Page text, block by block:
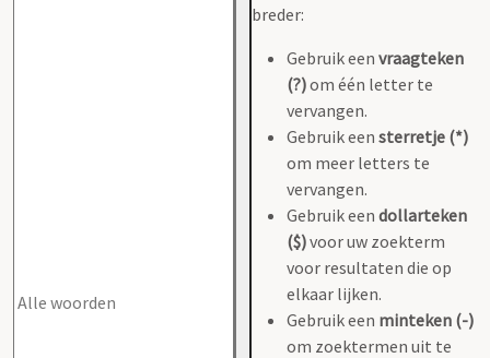
breder:
Gebruik een vraagteken
(?)om één letter te
vervangen.
Gebruik een sterretje (*)
om meer letters te
vervangen.
Gebruik een dollarteken
($)voor uw zoekterm
voor resultaten die op
elkaar lijken.
Gebruik een minteken (-)
om zoektermen uit te